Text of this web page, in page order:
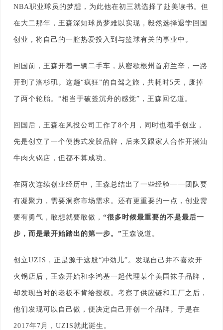
NBA职业球员的梦想，为此他在初三就选择了赴美读书。但
在大二那年，王森深知球员梦难以实现，毅然选择退学回国
创业，将自己的一腔热爱投入到与篮球有关的事业中。
回国前，王森开着一辆二手车，从密歇根州首府兰辛，一路
开到了洛杉矶。这趟“疯狂”的自驾之旅，共耗时5天，废掉
了两个轮胎。“相当于破釜沉舟的感觉”，王森回忆道。
回国后，王森在风投公司工作了8个月，同时也着手创业，
先是创立了一个便携式发胶品牌，后来又跟家人合作开潮汕
牛肉火锅店，但都不算成功。
在两次连续创业经历中，王森总结出了一些经验——团队要
有凝聚力，需要洞察市场需求。还有更重要的一点，创业需
要有勇气，敢想就要敢做， “很多时候最重要的不是最后一
步，而是最开始踏出的第一步。”王森说道。
创立UZIS，正是源于这股“冲劲儿”。发现自己并不喜欢开
火锅店后，王森开始和李鸿基一起代理某个美国袜子品牌，
却发现当时的老板不肯给授权。考察了供应链和工厂之后，
他们发现可以自己做，便决定自己开创一个品牌。于是在
2017年7月，UZIS就此诞生。